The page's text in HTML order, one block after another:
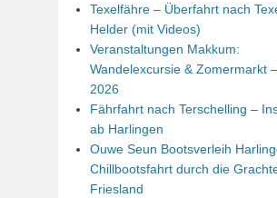
Texelfähre – Überfahrt nach
Helder (mit Videos)
Veranstaltungen Makkum:
Wandelexcursie & Zomermarkt
2026
Fährfahrt nach Terschelling –
ab Harlingen
Ouwe Seun Bootsverleih
Chillbootsfahrt durch die
Friesland